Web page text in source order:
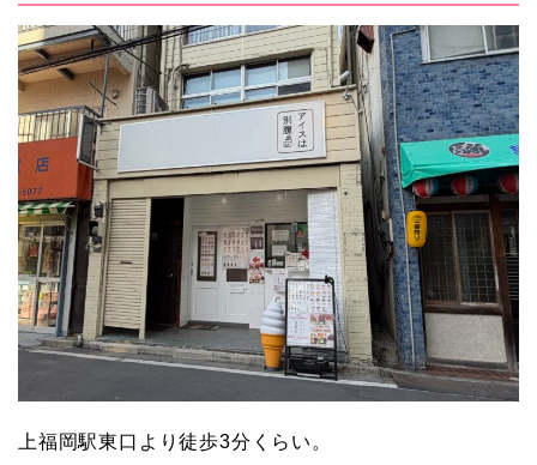
上福岡駅東口より徒歩3分くらい。